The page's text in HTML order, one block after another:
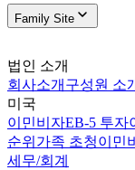
Family Site
법인 소개
회사소개 구성원 소
미국
이민비자EB-5 투자
순위 가족 초청이민
세무/회계